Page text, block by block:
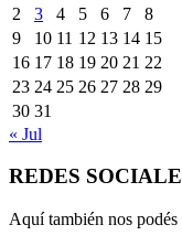
2
3 4 5 6 7
8
9
10 11 12 13 14 15
16 17 18 19 20 21 22
23 24 25 26 27 28 29
30 31
« Jul
REDES
Aquí también nos podés